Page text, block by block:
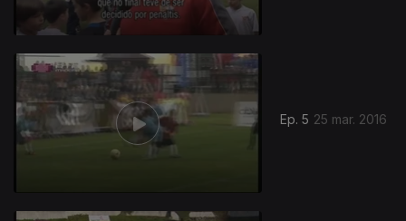
Ep. 5 25 mar. 2016